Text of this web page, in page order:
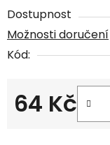
Dostupnost
Možnosti doručení
Kód:
64 Kč
Měrná cena: